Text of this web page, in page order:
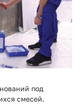
под
смесей.